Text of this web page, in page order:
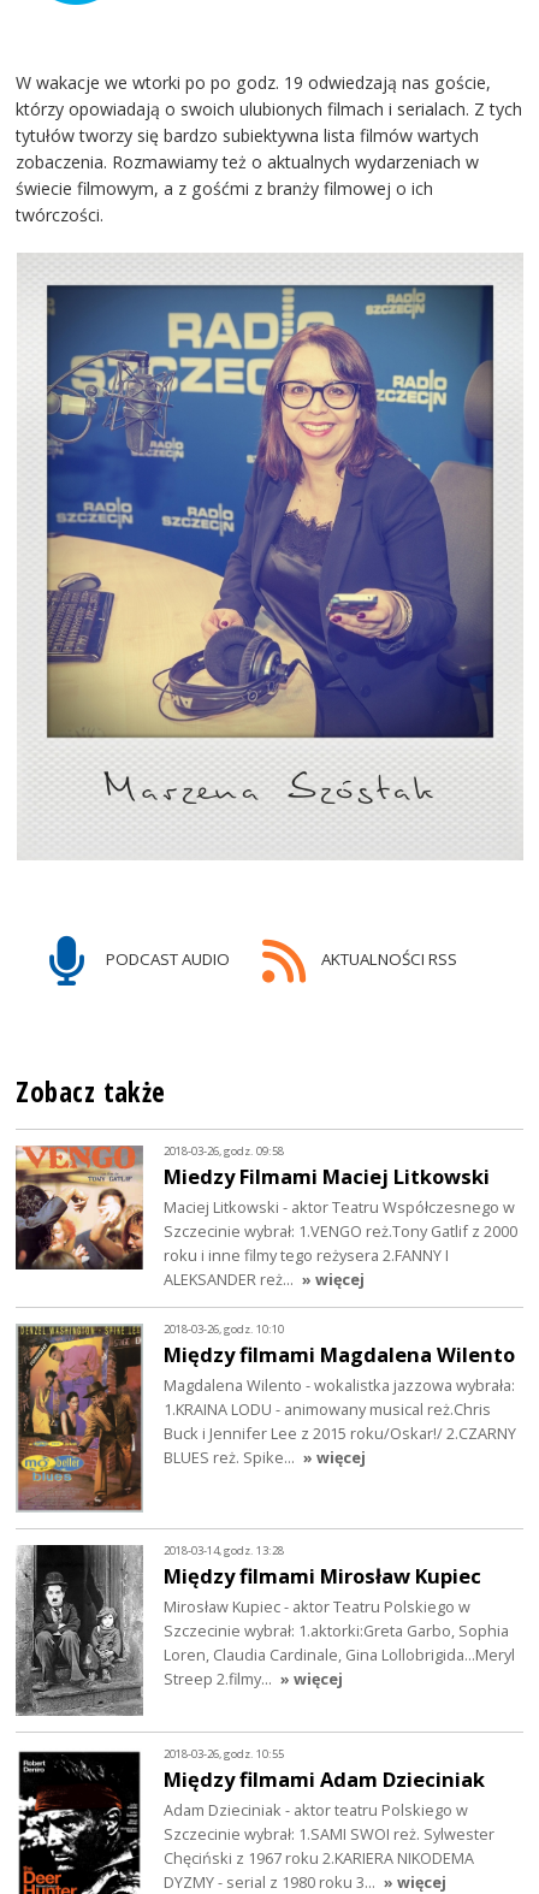
W wakacje we wtorki po po godz. 19 odwiedzają nas goście,
którzy opowiadają o swoich ulubionych filmach i serialach. Z tych
tytułów tworzy się bardzo subiektywna lista filmów wartych
zobaczenia. Rozmawiamy też o aktualnych wydarzeniach w
świecie filmowym, a z gośćmi z branży filmowej o ich
twórczości.
PODCAST AUDIO AKTUALNOŚCI RSS
Zobacz także
2018-03-26, godz. 09:58
Miedzy Filmami Maciej Litkowski
Maciej Litkowski - aktor Teatru Współczesnego w
Szczecinie wybrał: 1.VENGO reż.Tony Gatlif z 2000
roku i inne filmy tego reżysera 2.FANNY I
ALEKSANDER reż… » więcej
2018-03-26, godz. 10:10
Między filmami Magdalena Wilento
Magdalena Wilento - wokalistka jazzowa wybrała:
1.KRAINA LODU - animowany musical reż.Chris
Buck i Jennifer Lee z 2015 roku/Oskar!/ 2.CZARNY
BLUES reż. Spike… » więcej
2018-03-14, godz. 13:28
Między filmami Mirosław Kupiec
Mirosław Kupiec - aktor Teatru Polskiego w
Szczecinie wybrał: 1.aktorki:Greta Garbo, Sophia
Loren, Claudia Cardinale, Gina Lollobrigida...Meryl
Streep 2.filmy… » więcej
2018-03-26, godz. 10:55
Między filmami Adam Dzieciniak
Adam Dzieciniak - aktor teatru Polskiego w
Szczecinie wybrał: 1.SAMI SWOI reż. Sylwester
Chęciński z 1967 roku 2.KARIERA NIKODEMA
DYZMY - serial z 1980 roku 3… » więcej